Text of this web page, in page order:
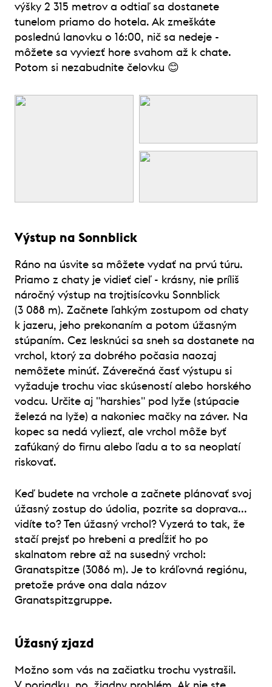
výšky 2 315 metrov a odtiaľ sa dostanete
tunelom priamo do hotela. Ak zmeškáte
poslednú lanovku o 16:00, nič sa nedeje -
môžete sa vyviezť hore svahom až k chate.
Potom si nezabudnite čelovku 😊
Výstup na Sonnblick
Ráno na úsvite sa môžete vydať na prvú túru.
Priamo z chaty je vidieť cieľ - krásny, nie príliš
náročný výstup na trojtisícovku Sonnblick
(3 088 m). Začnete ľahkým zostupom od chaty
k jazeru, jeho prekonaním a potom úžasným
stúpaním. Cez lesknúci sa sneh sa dostanete na
vrchol, ktorý za dobrého počasia naozaj
nemôžete minúť. Záverečná časť výstupu si
vyžaduje trochu viac skúseností alebo horského
vodcu. Určite aj "harshies" pod lyže (stúpacie
železá na lyže) a nakoniec mačky na záver. Na
kopec sa nedá vyliezť, ale vrchol môže byť
zafúkaný do firnu alebo ľadu a to sa neoplatí
riskovať.
Keď budete na vrchole a začnete plánovať svoj
úžasný zostup do údolia, pozrite sa doprava...
vidíte to? Ten úžasný vrchol? Vyzerá to tak, že
stačí prejsť po hrebeni a predĺžiť ho po
skalnatom rebre až na susedný vrchol:
Granatspitze (3086 m). Je to kráľovná regiónu,
pretože práve ona dala názov
Granatspitzgruppe.
Úžasný zjazd
Možno som vás na začiatku trochu vystrašil.